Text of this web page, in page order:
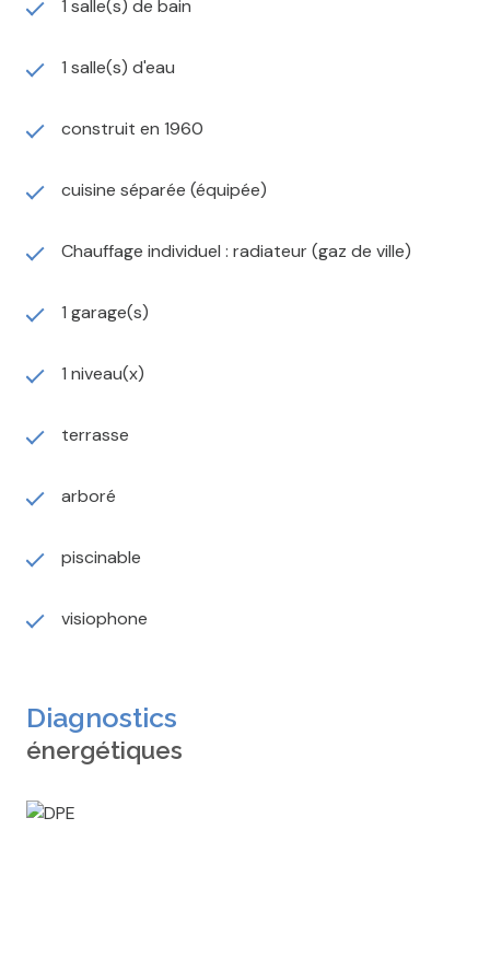
REF: 809 Honoraires d'agence charge vendeur
12, Rue Viardin - 10 000 Troyes
1 salle(s) de bain
1 salle(s) d'eau
construit en 1960
cuisine séparée (équipée)
Chauffage individuel : radiateur (gaz de ville)
1 garage(s)
1 niveau(x)
terrasse
arboré
piscinable
visiophone
Diagnostics
énergétiques